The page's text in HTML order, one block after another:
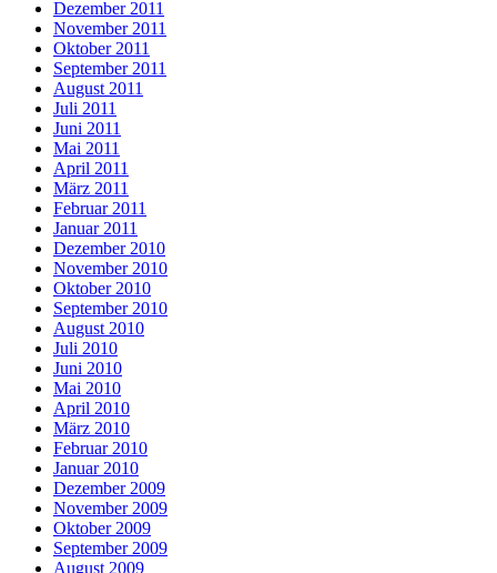
Dezember 2011
November 2011
Oktober 2011
September 2011
August 2011
Juli 2011
Juni 2011
Mai 2011
April 2011
März 2011
Februar 2011
Januar 2011
Dezember 2010
November 2010
Oktober 2010
September 2010
August 2010
Juli 2010
Juni 2010
Mai 2010
April 2010
März 2010
Februar 2010
Januar 2010
Dezember 2009
November 2009
Oktober 2009
September 2009
August 2009